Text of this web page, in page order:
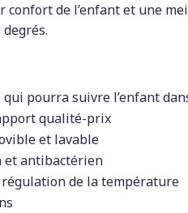
de l’enfant et une
pourra suivre l’enfant
qualité-prix
et lavable
et antibactérien
de la température